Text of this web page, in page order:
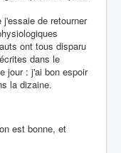
de retourner
ont tous disparu
dans le
jour : j'ai bon espoir
la dizaine.
est bonne, et